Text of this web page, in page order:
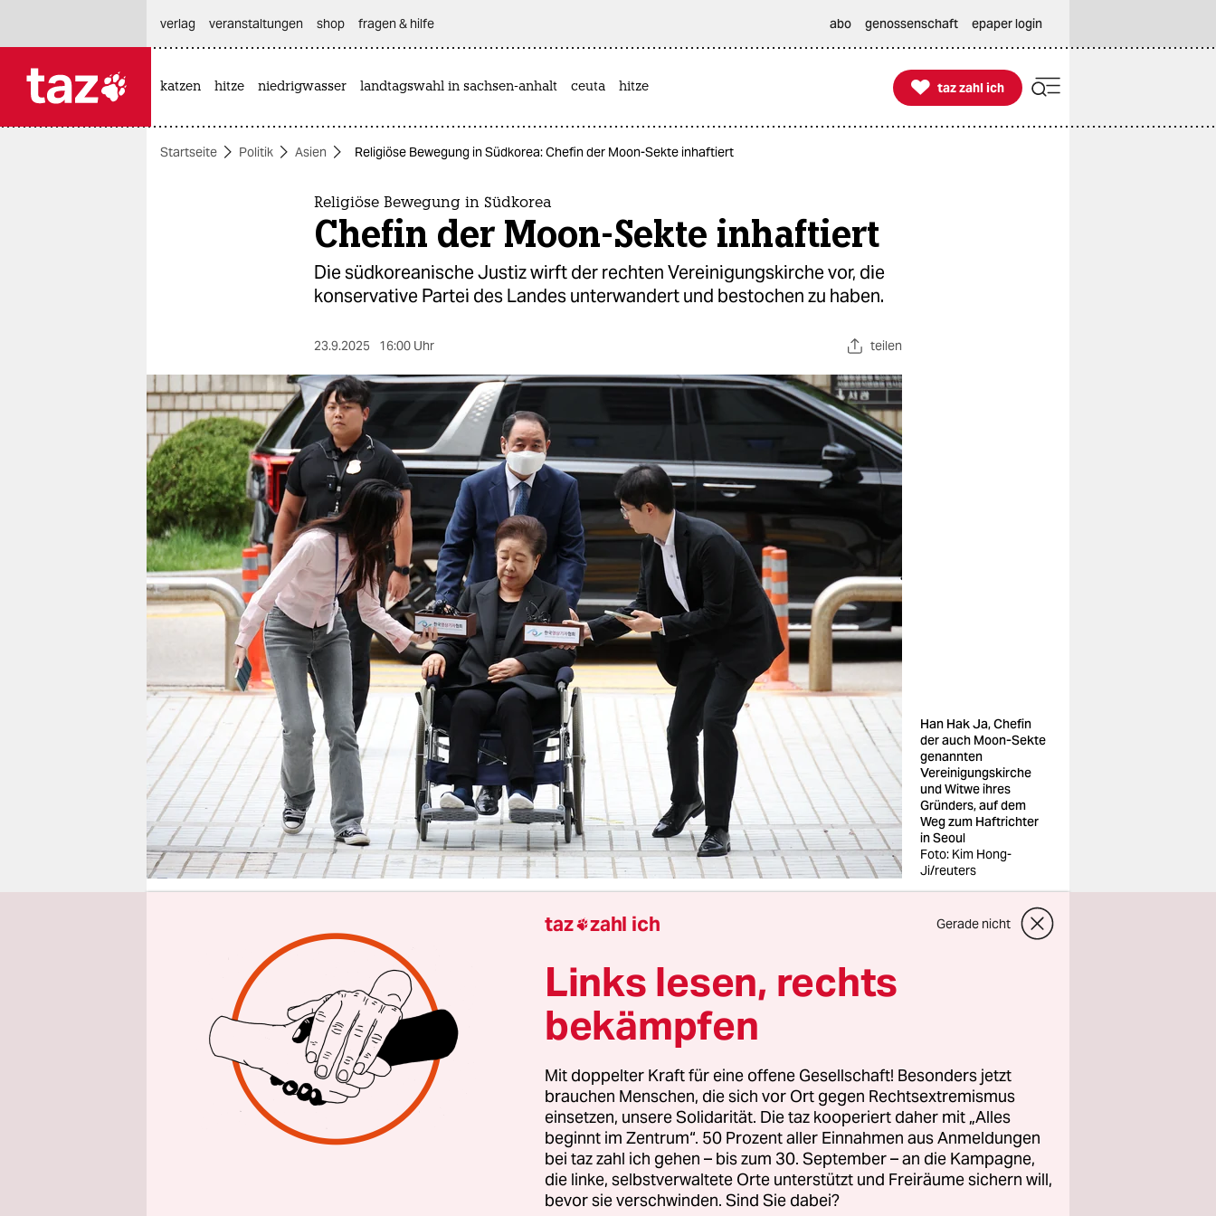
themen
berlin
nord
wahrheit
verlag
verlag
veranstaltungen
fragen & hilfe
unterstützen
abo
genossenschaft
epaper login
verlag
veranstaltungen shop fragen & hilfe abo genossenschaft epaper login
katzen hitze niedrigwasser landtagswahl in sachsen-anhalt ceuta hitze 
taz zahl ich
taz zahl ich
Startseite Politik Asien Religiöse Bewegung in Südkorea: Chefin der Moon-Sekte inhaftiert
Religiöse Bewegung in Südkorea
Chefin der Moon-Sekte inhaftiert
Die südkoreanische Justiz wirft der rechten Vereinigungskirche vor, die
konservative Partei des Landes unterwandert und bestochen zu haben.
23.9.2025 16:00 Uhr teilen
Han Hak Ja, Chefin
der auch Moon-Sekte
genannten
Vereinigungskirche
und Witwe ihres
Gründers, auf dem
Weg zum Haftrichter
in Seoul
Foto: Kim Hong-
Ji/reuters
Aus Einflussreiche Religionsbewegung Aus Südkorea
Am Dienstag wurde Han Hak Ja, Chefin der südkoreanischen
Vereinigungskirche, in Seoul in Untersuchungshaft genommen. Der
82-Jährigen wird vorgeworfen, die ehemalige First Lady des Landes mit
Luxusgeschenken bestochen zu haben. Han bestreitet die Vorwürfe.
Sie hege keinerlei Interesse an Politik, beteuerte das geistliche
Oberhaupt.
Doch was Südkoreas Behörden jetzt ermittelten, zeigt ein anderes Bild.
taz zahl ich Gerade nicht
Links lesen, rechts
bekämpfen
Mit doppelter Kraft für eine offene Gesellschaft! Besonders jetzt
brauchen Menschen, die sich vor Ort gegen Rechtsextremismus
einsetzen, unsere Solidarität. Die taz kooperiert daher mit „Alles
beginnt im Zentrum“. 50 Prozent aller Einnahmen aus Anmeldungen
bei taz zahl ich gehen – bis zum 30. September – an die Kampagne,
die linke, selbstverwaltete Orte unterstützt und Freiräume sichern will,
bevor sie verschwinden. Sind Sie dabei?